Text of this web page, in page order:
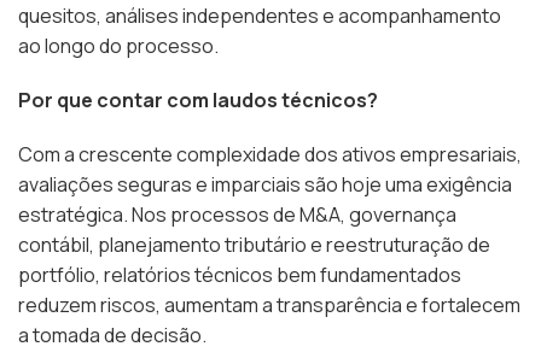
quesitos, análises independentes e acompanhamento
ao longo do processo.
Por que contar com laudos técnicos?
Com a crescente complexidade dos ativos empresariais,
avaliações seguras e imparciais são hoje uma exigência
estratégica. Nos processos de M&A, governança
contábil, planejamento tributário e reestruturação de
portfólio, relatórios técnicos bem fundamentados
reduzem riscos, aumentam a transparência e fortalecem
a tomada de decisão.